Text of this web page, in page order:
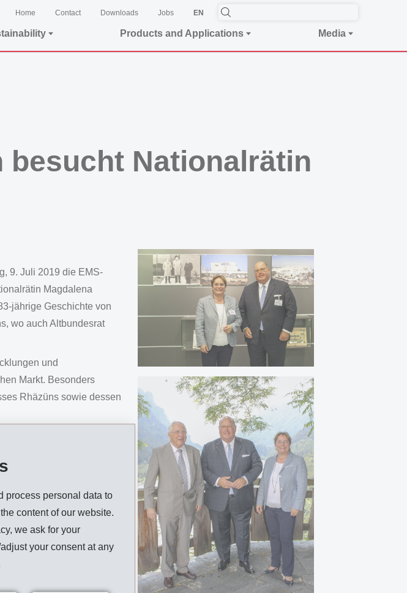
process personal data to
content of our website.
we ask for your
your consent at any
Home Contact Downloads Jobs EN
Products and Applications Media
besucht Nationalrätin
9. Juli 2019 die EMS-
Magdalena
jährige Geschichte von
wo auch Altbundesrat
und
Markt. Besonders
Rhäzüns sowie dessen